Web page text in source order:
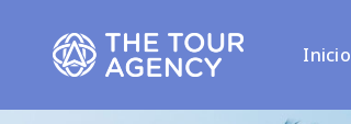
Inicio